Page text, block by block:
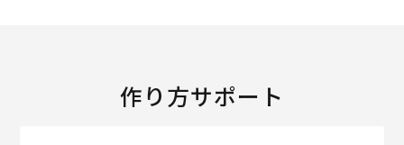
作り方サポート